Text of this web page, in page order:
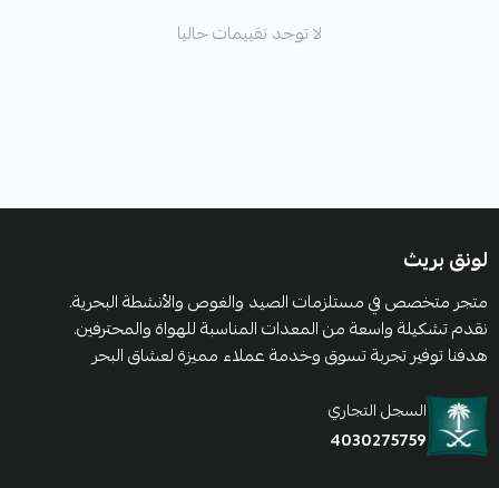
لا توجد تقييمات حاليا
لونق بريث
متجر متخصص في مستلزمات الصيد والغوص والأنشطة البحرية.
نقدم تشكيلة واسعة من المعدات المناسبة للهواة والمحترفين.
هدفنا توفير تجربة تسوق وخدمة عملاء مميزة لعشاق البحر
السجل التجاري
4030275759